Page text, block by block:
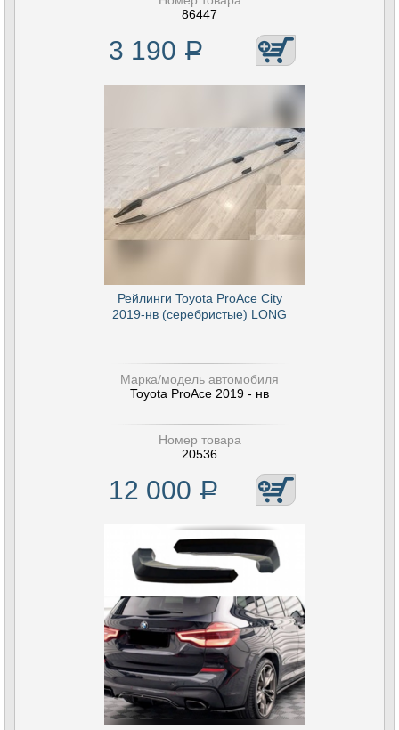
86447
3 190 Р
Рейлинги Toyota ProAce City
2019-нв (серебристые) LONG
Марка/модель автомобиля
Toyota ProAce 2019 - нв
Номер товара
20536
12 000 Р